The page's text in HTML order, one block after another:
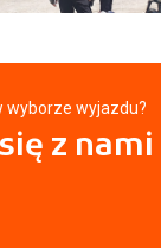
wyborze wyjazdu?
z nami